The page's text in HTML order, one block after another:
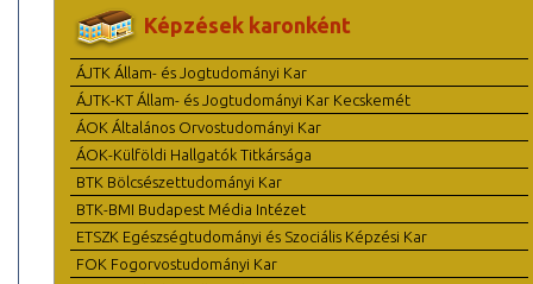
Képzések karonként
ÁJTK Állam- és Jogtudományi Kar
ÁJTK-KT Állam- és Jogtudományi Kar Kecskemét
ÁOK Általános Orvostudományi Kar
ÁOK-Külföldi Hallgatók Titkársága
BTK Bölcsészettudományi Kar
BTK-BMI Budapest Média Intézet
ETSZK Egészségtudományi és Szociális Képzési Kar
FOK Fogorvostudományi Kar